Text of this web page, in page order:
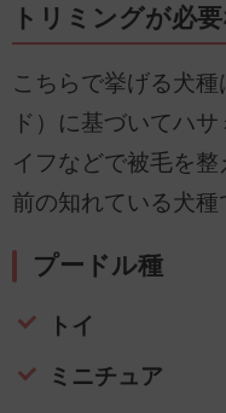
トリミングが必
こちらで挙げる犬
ド）に基づいてハ
イフなどで被毛を
前の知れている犬種
プードル種
トイ
ミニチュア